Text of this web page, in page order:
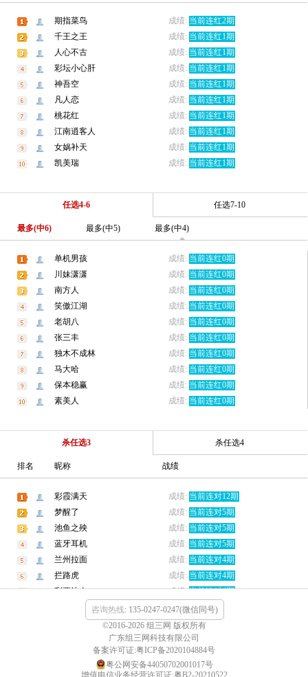
咨询热线: 135-0247-0247(微信同号)
©2016-2026 组三网 版权所有
广东组三网科技有限公司
备案许可证:粤ICP备2020104884号
粤公网安备44050702001017号
增值电信业务经营许可证:粤B2-20210522